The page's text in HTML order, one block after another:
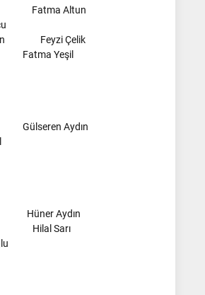
Fatma Altun
Feyzi Çelik
Fatma Yeşil
Gülseren Aydın
Hüner Aydın
Hilal Sarı